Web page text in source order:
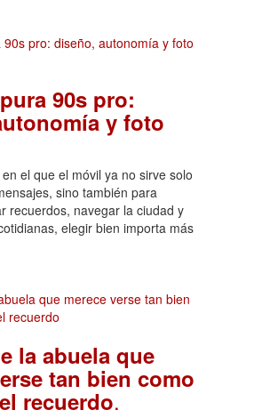
90s pro:
y foto
el que el móvil ya no sirve solo
sino también para
recuerdos, navegar la ciudad y
elegir bien importa más
la abuela que
tan bien como
recuerdo.